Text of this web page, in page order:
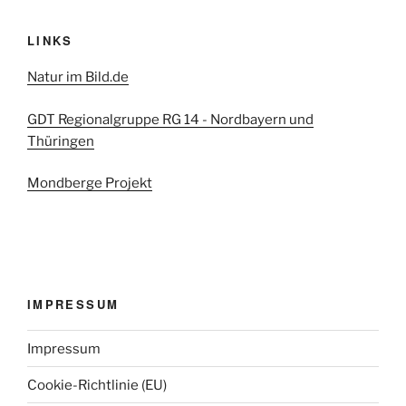
LINKS
Natur im Bild.de
GDT Regionalgruppe RG 14 - Nordbayern und
Thüringen
Mondberge Projekt
IMPRESSUM
Impressum
Cookie-Richtlinie (EU)